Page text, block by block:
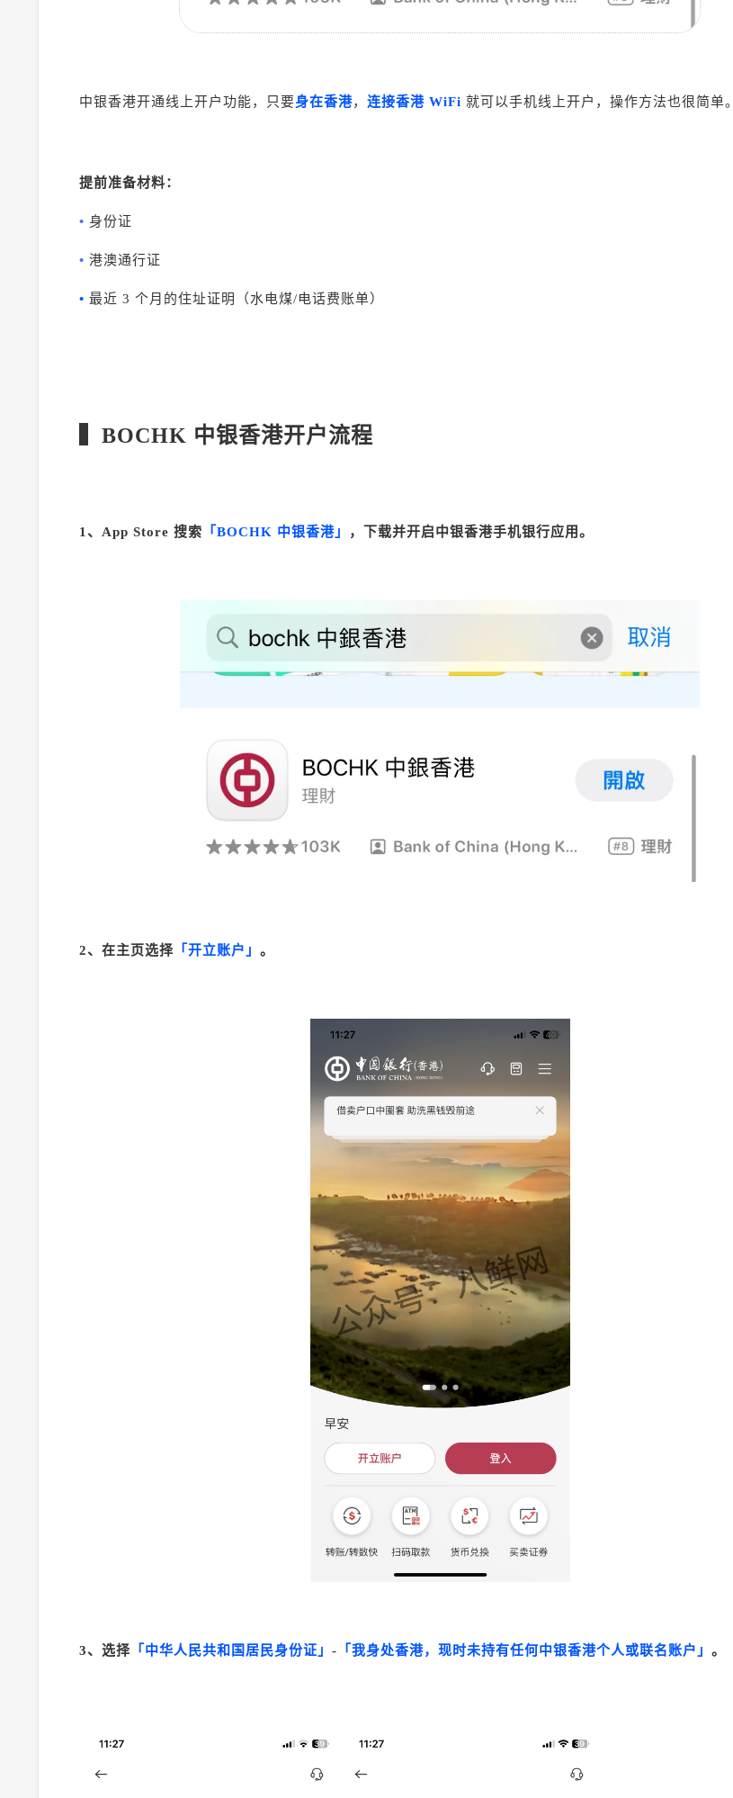
中银香港开通线上开户功能，只要身在香港， 连接香港 WiFi 就可以手机线上开户，操作方法也很简单。
提前准备材料：
• 身份证
• 港澳通行证
• 最近 3 个月的住址证明（水电煤/电话费账单）
▍BOCHK 中银香港开户流程
1、App Store 搜索 「BOCHK 中银香港」 ，下载并开启中银香港手机银行应用。
2、在主页选择「开立账户」 。
3、选择「中华人民共和国居民身份证」 - 「我身处香港，现时未持有任何中银香港个人或联名账户」 。